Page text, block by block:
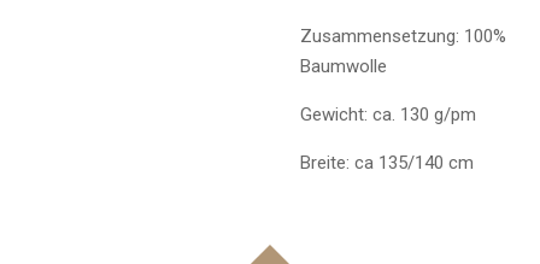
Zusammensetzung: 100%
Baumwolle
Gewicht: ca. 130 g/pm
Breite: ca 135/140 cm